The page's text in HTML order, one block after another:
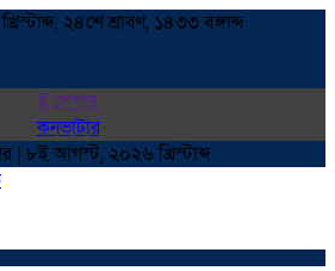
২৪শে শ্রাবণ, ১৪৩৩ বঙ্গাব্দ
ই পেপার
কনভাটার
| ৮ই আগস্ট, ২০২৬ খ্রিস্টাব্দ